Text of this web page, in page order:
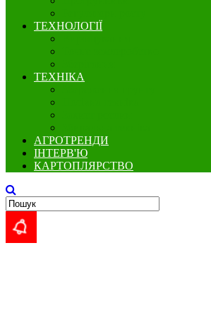
ТЕХНОЛОГІЇ
ТЕХНІКА
АГРОТРЕНДИ
ІНТЕРВ'Ю
КАРТОПЛЯРСТВО